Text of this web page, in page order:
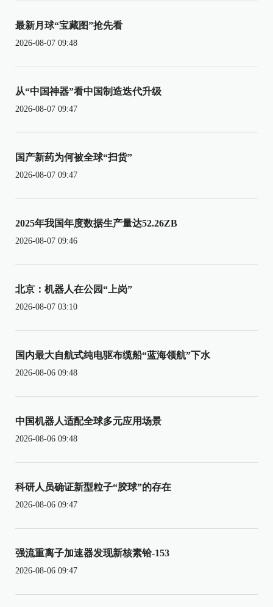
最新月球“宝藏图”抢先看
2026-08-07 09:48
从“中国神器”看中国制造迭代升级
2026-08-07 09:47
国产新药为何被全球“扫货”
2026-08-07 09:47
2025年我国年度数据生产量达52.26ZB
2026-08-07 09:46
北京：机器人在公园“上岗”
2026-08-07 03:10
国内最大自航式纯电驱布缆船“蓝海领航”下水
2026-08-06 09:48
中国机器人适配全球多元应用场景
2026-08-06 09:48
科研人员确证新型粒子“胶球”的存在
2026-08-06 09:47
强流重离子加速器发现新核素铪-153
2026-08-06 09:47